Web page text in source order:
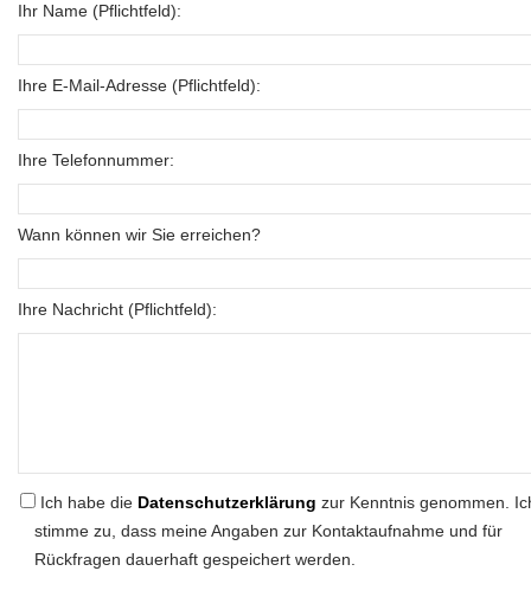
Ihr Name (Pflichtfeld):
Ihre E-Mail-Adresse (Pflichtfeld):
Ihre Telefonnummer:
Wann können wir Sie erreichen?
Ihre Nachricht (Pflichtfeld):
Ich habe die Datenschutzerklärung zur Kenntnis genommen.
stimme zu, dass meine Angaben zur Kontaktaufnahme und für
Rückfragen dauerhaft gespeichert werden.